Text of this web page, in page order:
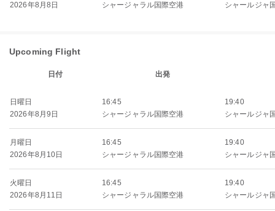
2026年8月8日
シャージャラル国際空港
シャールジャ
Upcoming Flight
日付 出発
日曜日
2026年8月9日
16:45
シャージャラル国際空港
19:40
シャールジャ
月曜日
2026年8月10日
16:45
シャージャラル国際空港
19:40
シャールジャ
火曜日
2026年8月11日
16:45
シャージャラル国際空港
19:40
シャールジャ